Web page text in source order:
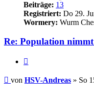
Beiträge: 13
Registriert: Do 29.
Wormery: Wurm
Re: Population
Beitrag
von HSV-Andreas » So